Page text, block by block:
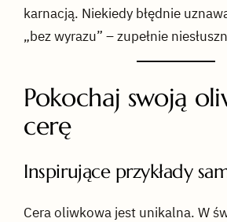
karnacją. Niekiedy błędnie
„bez wyrazu” – zupełnie
Pokochaj swoją
cerę
Inspirujące przykłady
Cera oliwkowa jest unikalna. W